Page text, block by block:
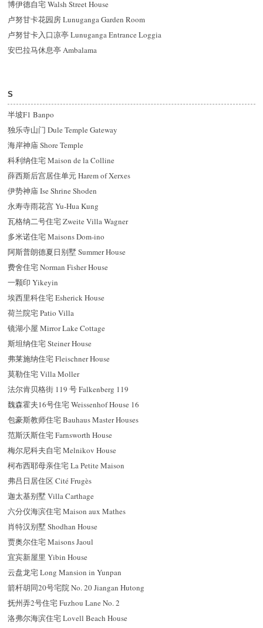
博伊德自宅 Walsh Street House
卢努甘卡花园房 Lunuganga Garden Room
卢努甘卡入口凉亭 Lunuganga Entrance Loggia
安巴拉马休息亭 Ambalama
S
半坡F1 Banpo
独乐寺山门 Dule Temple Gateway
海岸神庙 Shore Temple
科利纳住宅 Maison de la Colline
薛西斯后宫居住单元 Harem of Xerxes
伊势神庙 Ise Shrine Shoden
永寿寺雨花宫 Yu-Hua Kung
瓦格纳二号住宅 Zweite Villa Wagner
多米诺住宅 Maisons Dom-ino
阿斯普朗德夏日别墅 Summer House
费舍住宅 Norman Fisher House
一颗印 Yikeyin
埃西里科住宅 Esherick House
荷兰院宅 Patio Villa
镜湖小屋 Mirror Lake Cottage
斯坦纳住宅 Steiner House
弗莱施纳住宅 Fleischner House
莫勒住宅 Villa Moller
法尔肯贝格街 119 号 Falkenberg 119
魏森霍夫16号住宅 Weissenhof House 16
包豪斯教师住宅 Bauhaus Master Houses
范斯沃斯住宅 Farnsworth House
梅尔尼科夫自宅 Melnikov House
柯布西耶母亲住宅 La Petite Maison
弗吕日居住区 Cité Frugès
迦太基别墅 Villa Carthage
六分仪海滨住宅 Maison aux Mathes
肖特汉别墅 Shodhan House
贾奥尔住宅 Maisons Jaoul
宜宾新屋里 Yibin House
云盘龙宅 Long Mansion in Yunpan
箭杆胡同20号宅院 No. 20 Jiangan Hutong
抚州弄2号住宅 Fuzhou Lane No. 2
洛弗尔海滨住宅 Lovell Beach House